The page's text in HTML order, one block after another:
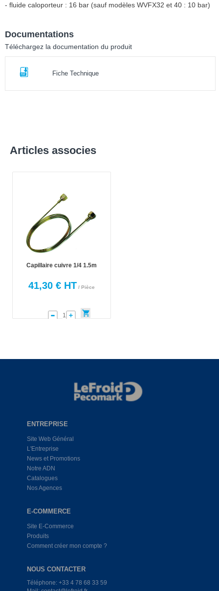
- fluide caloporteur : 16 bar (sauf modèles WVFX32 et 40 : 10 bar)
Documentations
Téléchargez la documentation du produit
Fiche Technique
Articles associes
Capillaire cuivre 1/4 1.5m
41,30 € HT / Pièce
ENTREPRISE
Site Web Général
L'Entreprise
News et Promotions
Notre ADN
Catalogues
Nos Agences
E-COMMERCE
Site E-Commerce
Produits
Comment créer mon compte ?
NOUS CONTACTER
Téléphone: +33 4 78 68 33 59